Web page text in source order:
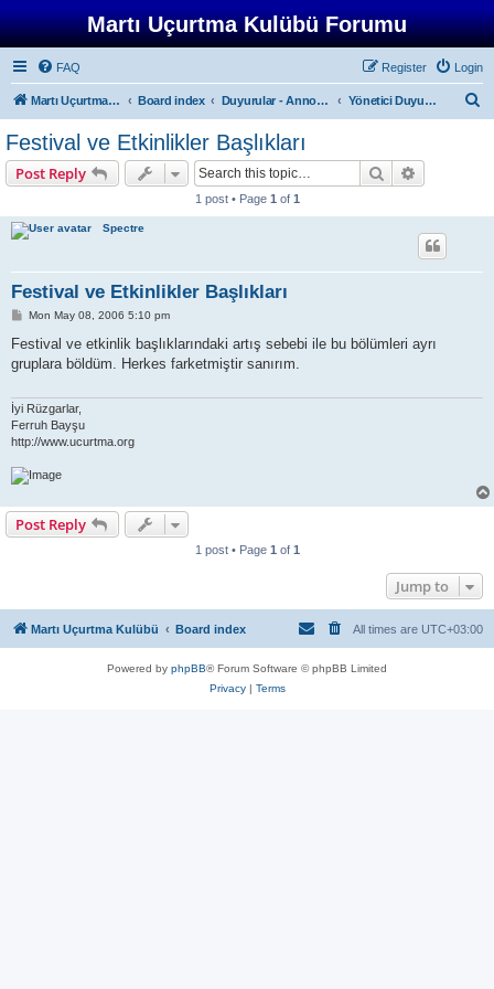
Martı Uçurtma Kulübü Forumu
FAQ Login
Register
Martı Uçurtma Kulübü Board index Duyurular - Announcements Yönetici Duyuruları - Administrator Announcements
Festival ve Etkinlikler Başlıkları
Post Reply Search
1 post • Page 1 of 1
Spectre
Festival ve Etkinlikler Başlıkları
P
s
Mon May 08, 2006 5:10 pm
Festival ve etkinlik başlıklarındaki artış sebebi ile bu bölümleri ayrı
gruplara böldüm. Herkes farketmiştir sanırım.
İyi Rüzgarlar,
Ferruh Bayşu
http://www.ucurtma.org
Post Reply
1 post • Page 1 of 1
Jump to
Martı Uçurtma Kulübü Board index All times are UTC+03:00
Powered by phpBB® Forum Software © phpBB Limited
Privacy| Terms